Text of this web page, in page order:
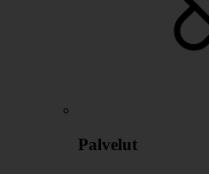
Palvelut